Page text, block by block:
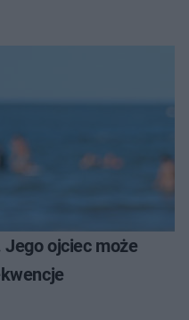
Jego ojciec może